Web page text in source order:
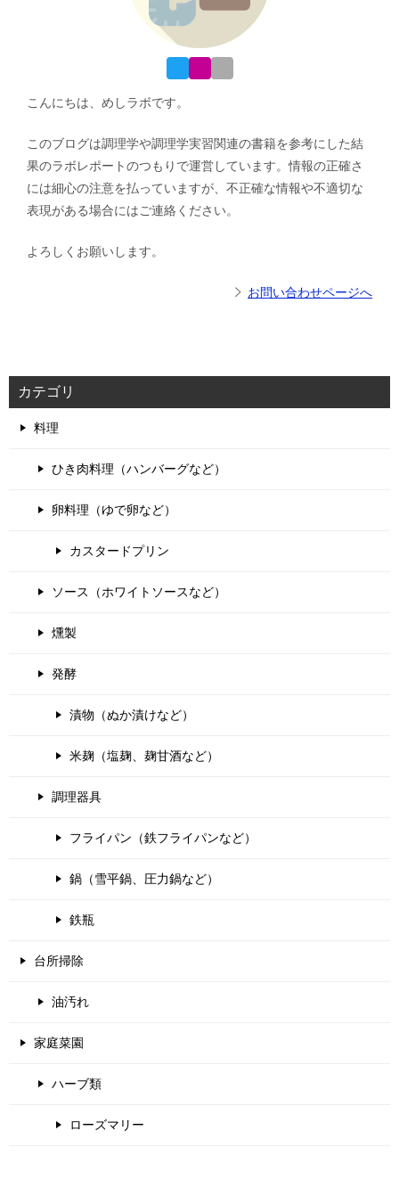
こんにちは、めしラボです。
このブログは調理学や調理学実習関連の書籍を参考にした結
果のラボレポートのつもりで運営しています。情報の正確さ
には細心の注意を払っていますが、不正確な情報や不適切な
表現がある場合にはご連絡ください。
よろしくお願いします。
お問い合わせページへ
カテゴリ
料理
ひき肉料理（ハンバーグなど）
卵料理（ゆで卵など）
カスタードプリン
ソース（ホワイトソースなど）
燻製
発酵
漬物（ぬか漬けなど）
米麹（塩麹、麹甘酒など）
調理器具
フライパン（鉄フライパンなど）
鍋（雪平鍋、圧力鍋など）
鉄瓶
台所掃除
油汚れ
家庭菜園
ハーブ類
ローズマリー